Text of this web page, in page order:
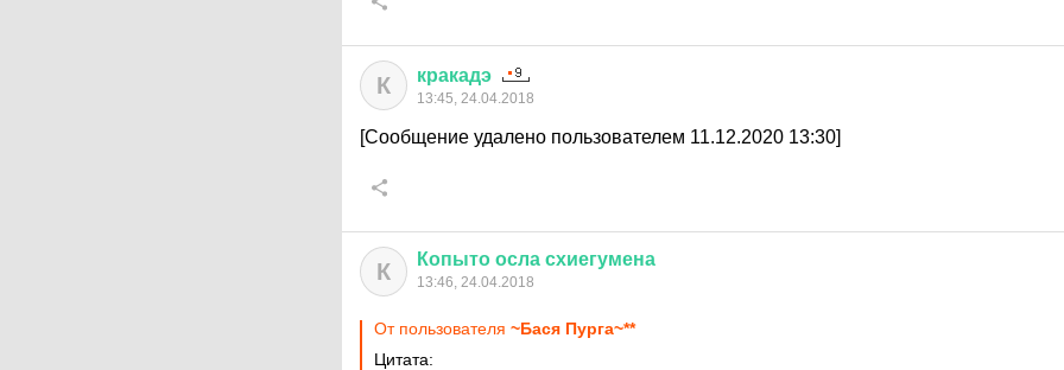
К кракадэ
13:45, 24.04.2018
[Сообщение удалено пользователем 11.12.2020 13:30]
К Копыто осла схиегумена
13:46, 24.04.2018
От пользователя ~Бася Пурга~**
Цитата: